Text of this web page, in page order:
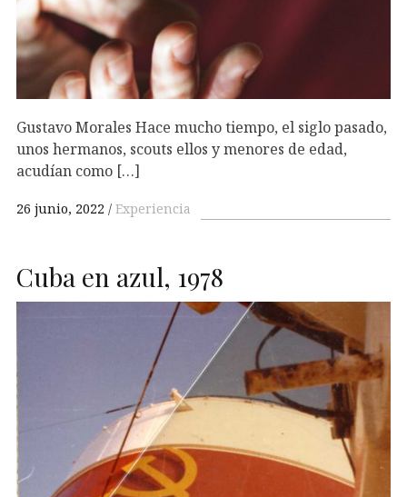
Gustavo Morales Hace mucho tiempo, el siglo pasado,
unos hermanos, scouts ellos y menores de edad,
acudían como […]
26 junio, 2022 Experiencia
Cuba en azul, 1978